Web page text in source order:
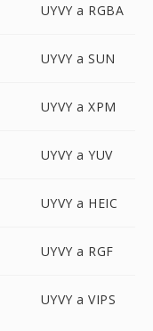
UYVY a RGBA
UYVY a SUN
UYVY a XPM
UYVY a YUV
UYVY a HEIC
UYVY a RGF
UYVY a VIPS